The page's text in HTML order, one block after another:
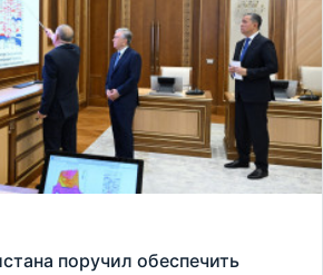
поручил обеспечить